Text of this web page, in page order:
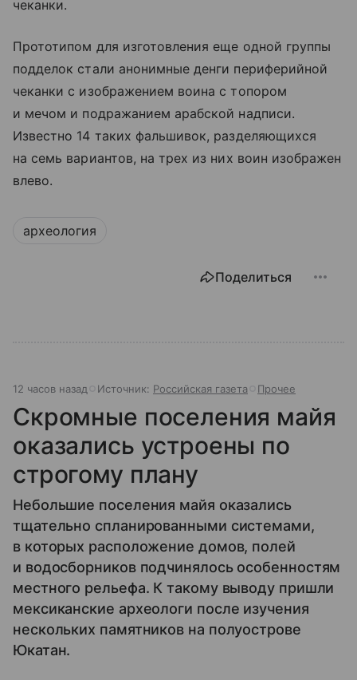
чеканки.
Прототипом для изготовления еще одной группы
подделок стали анонимные денги периферийной
чеканки с изображением воина с топором
и мечом и подражанием арабской надписи.
Известно 14 таких фальшивок, разделяющихся
на семь вариантов, на трех из них воин изображен
влево.
археология
Поделиться
12 часов назад Источник: Российская газета Прочее
Скромные поселения майя
оказались устроены по
строгому плану
Небольшие поселения майя оказались
тщательно спланированными системами,
в которых расположение домов, полей
и водосборников подчинялось особенностям
местного рельефа. К такому выводу пришли
мексиканские археологи после изучения
нескольких памятников на полуострове
Юкатан.